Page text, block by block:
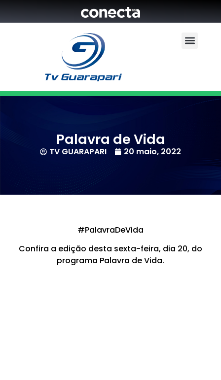
Palavra de Vida
TV GUARAPARI 20 maio, 2022
#PalavraDeVida​​​​​​​​​​​​​​​​​​​​​​​​​​​​​​​​​​​​​​​​​​​​​​​​​​​​​​​​​​​​​​​​​​​​​​​​​​​​​​​​​​​​​​​​
Confira a edição desta sexta-feira, dia 20, do
programa Palavra de Vida.